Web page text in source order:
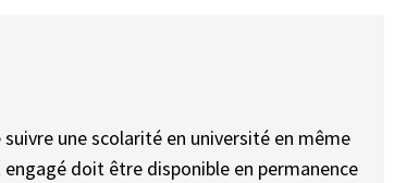
suivre une scolarité en université en même
doit être disponible en permanence